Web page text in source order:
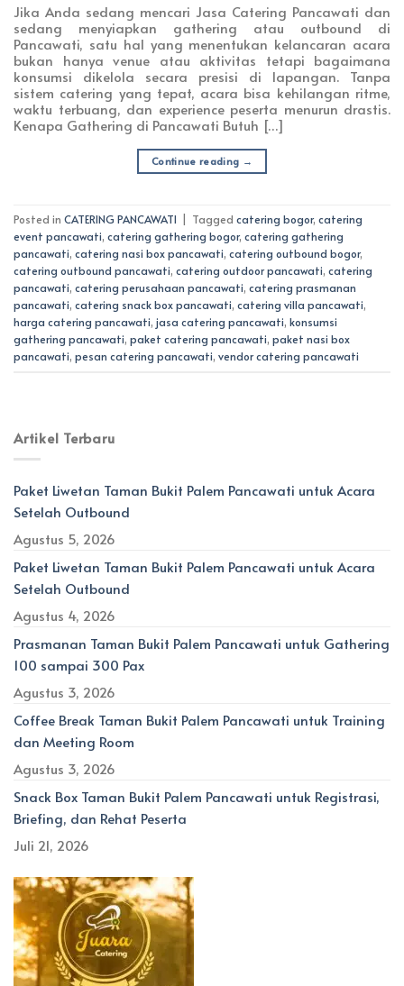
Jika Anda sedang mencari Jasa Catering Pancawati dan
sedang menyiapkan gathering atau outbound di
Pancawati, satu hal yang menentukan kelancaran acara
bukan hanya venue atau aktivitas tetapi bagaimana
konsumsi dikelola secara presisi di lapangan. Tanpa
sistem catering yang tepat, acara bisa kehilangan ritme,
waktu terbuang, dan experience peserta menurun drastis.
Kenapa Gathering di Pancawati Butuh […]
Continue reading →
Posted in CATERING PANCAWATI Tagged catering bogor, catering
event pancawati, catering gathering bogor, catering gathering
pancawati, catering nasi box pancawati, catering outbound bogor,
catering outbound pancawati, catering outdoor pancawati, catering
pancawati, catering perusahaan pancawati, catering prasmanan
pancawati, catering snack box pancawati, catering villa pancawati,
harga catering pancawati, jasa catering pancawati, konsumsi
gathering pancawati, paket catering pancawati, paket nasi box
pancawati, pesan catering pancawati, vendor catering pancawati
Artikel Terbaru
Paket Liwetan Taman Bukit Palem Pancawati untuk Acara
Setelah Outbound
Agustus 5, 2026
Paket Liwetan Taman Bukit Palem Pancawati untuk Acara
Setelah Outbound
Agustus 4, 2026
Prasmanan Taman Bukit Palem Pancawati untuk Gathering
100 sampai 300 Pax
Agustus 3, 2026
Coffee Break Taman Bukit Palem Pancawati untuk Training
dan Meeting Room
Agustus 3, 2026
Snack Box Taman Bukit Palem Pancawati untuk Registrasi,
Briefing, dan Rehat Peserta
Juli 21, 2026